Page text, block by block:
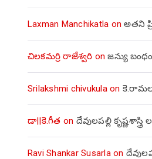
Laxman Manchikatla onఅతని
చిలకమర్రి రాజేశ్వరి onజన్యు
Srilakshmi chivukulaon
డా||కె.గీత on దేవులపల్లి
Ravi Shankar Susarlaon